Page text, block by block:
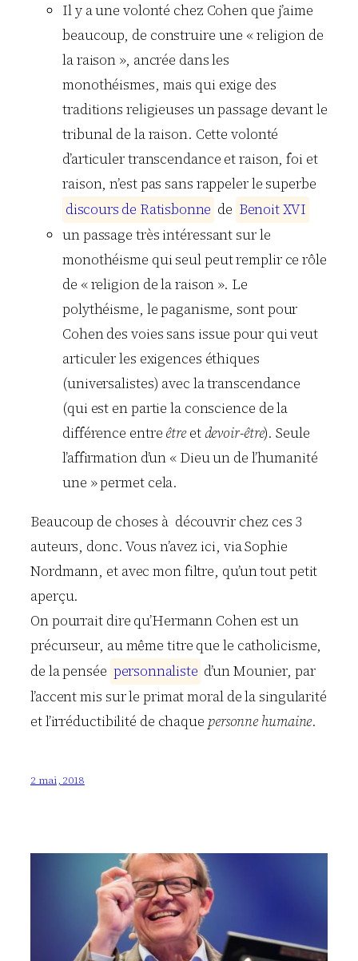
Il y a une volonté chez Cohen que j’aime
beaucoup, de construire une « religion de
la raison », ancrée dans les
monothéismes, mais qui exige des
traditions religieuses un passage devant le
tribunal de la raison. Cette volonté
d’articuler transcendance et raison, foi et
raison, n’est pas sans rappeler le superbe
discours de Ratisbonne de BenoitXVI
un passage très intéressant sur le
monothéisme qui seul peut remplir ce rôle
de « religion de la raison ». Le
polythéisme, le paganisme, sont pour
Cohen des voies sans issue pour qui veut
articuler les exigences éthiques
(universalistes) avec la transcendance
(qui est en partie la conscience de la
différence entre êtreetdevoir-être). Seule
l’affirmation d’un « Dieu un de l’humanité
une » permet cela.
Beaucoup de choses à découvrir chez ces 3
auteurs, donc. Vous n’avez ici, via Sophie
Nordmann, et avec mon filtre, qu’un tout petit
aperçu.
On pourrait dire qu’Hermann Cohen est un
précurseur, au même titre que le catholicisme,
de la pensée personnaliste d’un Mounier, par
l’accent mis sur le primat moral de la singularité
et l’irréductibilité de chaque personne humaine.
2 mai, 2018